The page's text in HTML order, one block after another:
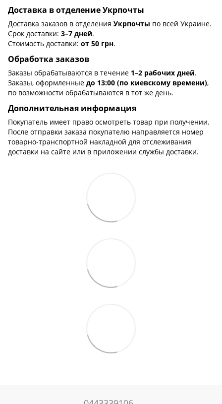
Доставка в отделение Укрпочты
Доставка заказов в отделения Укрпочты по всей Украине.
Срок доставки: 3–7 дней.
Стоимость доставки: от 50 грн.
Обработка заказов
Заказы обрабатываются в течение 1–2 рабочих дней.
Заказы, оформленные до 13:00 (по киевскому времени),
по возможности обрабатываются в тот же день.
Дополнительная информация
Покупатель имеет право осмотреть товар при получении.
После отправки заказа покупателю направляется номер
товарно-транспортной накладной для отслеживания
доставки на сайте или в приложении службы доставки.